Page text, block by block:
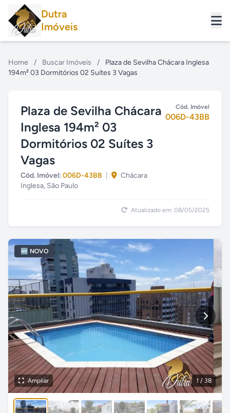
Dutra
Imóveis
Home / Buscar Imóveis /
Plaza de Sevilha Chácara Inglesa
194m² 03 Dormitórios 02 Suítes 3 Vagas
Plaza de Sevilha Chácara
Inglesa 194m² 03
Dormitórios 02 Suítes 3
Vagas
Cód. Imóvel: 006D-43BB
Chácara
Inglesa, São Paulo
Cód. Imóvel
006D-43BB
Atualizado em: 08/05/2025
1/ 38
🆕 NOVO
Ampliar